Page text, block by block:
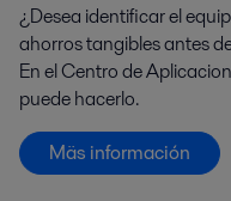
¿Desea identificar el
ahorros tangibles antes
En el Centro de
puede hacerlo.
Mäs información